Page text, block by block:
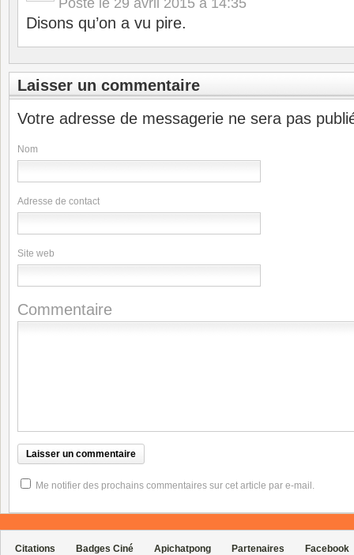
Posté le 29 avril 2015 à 14:35
Disons qu’on a vu pire.
Laisser un commentaire
Votre adresse de messagerie ne sera pas
Nom
Adresse de contact
Site web
Commentaire
Me notifier des prochains commentaires sur cet article par e-mail.
Citations Badges Ciné Apichatpong Partenaires Facebook